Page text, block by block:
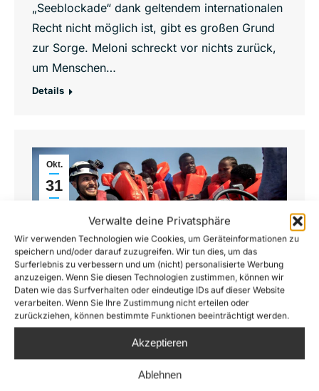
Verwalte deine Privatsphäre
Wir verwenden Technologien wie Cookies, um Geräteinformationen zu
speichern und/oder darauf zuzugreifen. Wir tun dies, um das
Surferlebnis zu verbessern und um (nicht) personalisierte Werbung
anzuzeigen. Wenn Sie diesen Technologien zustimmen, können wir
Daten wie das Surfverhalten oder eindeutige IDs auf dieser Website
verarbeiten. Wenn Sie Ihre Zustimmung nicht erteilen oder
zurückziehen, können bestimmte Funktionen beeinträchtigt werden.
Akzeptieren
Ablehnen
„Seeblockade“ dank geltendem internationalen
Recht nicht möglich ist, gibt es großen Grund
zur Sorge. Meloni schreckt vor nichts zurück,
um Menschen…
Details
Okt.
31
Politiken Freiheitspreis geht an Sea-